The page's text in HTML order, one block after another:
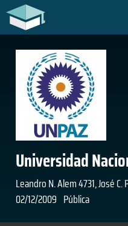
Universidad
Leandro N. Alem 4731, José
02/12/2009 Pública